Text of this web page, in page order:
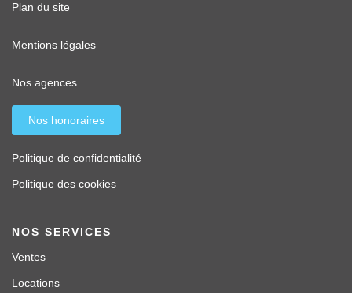
Plan du site
Mentions légales
Nos agences
Nos honoraires
Politique de confidentialité
Politique des cookies
NOS SERVICES
Ventes
Locations